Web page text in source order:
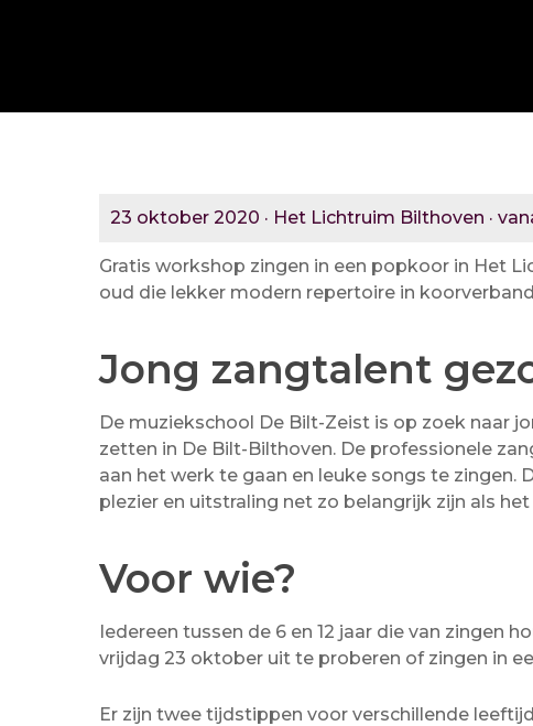
23 oktober 2020 · Het Lichtruim Bilthoven ·
Gratis workshop zingen in een popkoor in Het
oud die lekker modern repertoire in
Jong zangtalent
De muziekschool De Bilt-Zeist is op zoek naar
zetten in De Bilt-Bilthoven. De professionele
aan het werk te gaan en leuke songs te
plezier en uitstraling net zo belangrijk zijn als
Voor wie?
Iedereen tussen de 6 en 12 jaar die van zingen
vrijdag 23 oktober uit te proberen of zingen in
Er zijn twee tijdstippen voor verschillende